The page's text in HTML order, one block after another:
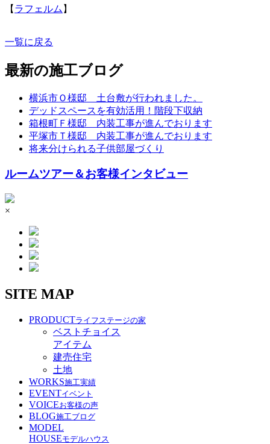
【 ラフェルム 】
一覧に戻る
最新の施工ブログ
横浜市Ｏ様邸 土台敷が行われました。
デッドスペースを有効活用！階段下収納
箱根町Ｆ様邸 内装工事が進んでおります
平塚市Ｔ様邸 内装工事が進んでおります
将来分けられる子供部屋づくり
ルームツアー＆お客様インタビュー
×
SITE MAP
PRODUCTライフステージの家
ベストチョイス
アイテム
建売住宅
土地
WORKS施工実績
EVENTイベント
VOICEお客様の声
BLOG施工ブログ
MODEL
HOUSEモデルハウス